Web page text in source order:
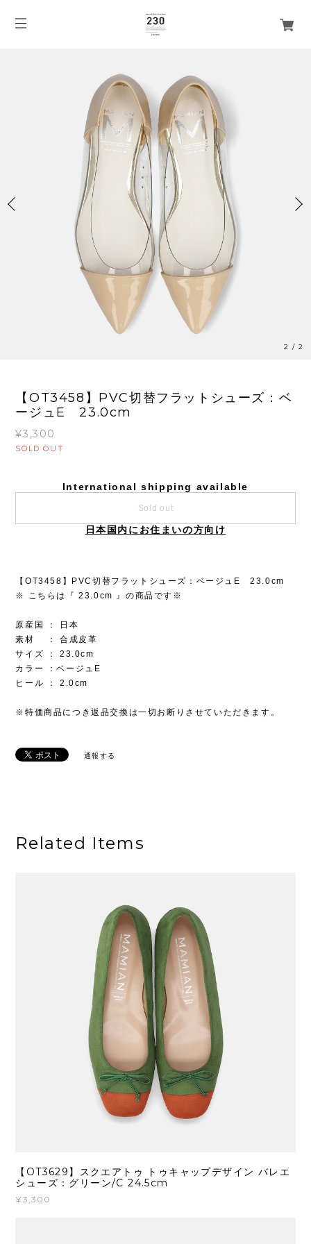
2 /2
【OT3458】PVC切替フラットシューズ：ベ
ージュE 23.0cm
¥3,300
SOLD OUT
International shipping available
Sold out
日本国内にお住まいの方向け
【OT3458】PVC切替フラットシューズ：ベージュE 23.0cm
※ こちらは『 23.0cm 』の商品です※
原産国 ： 日本
素材 ： 合成皮革
サイズ ： 23.0cm
カラー ：ベージュE
ヒール ： 2.0cm
※特価商品につき返品交換は一切お断りさせていただきます。
通報する
Related Items
【OT3629】スクエアトゥ トゥキャップデザイン バレエ
シューズ：グリーン/C 24.5cm
¥3,300